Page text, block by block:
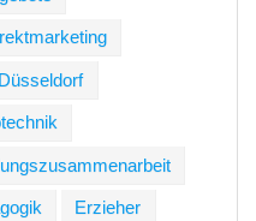
Düsseldorf
Erzieher